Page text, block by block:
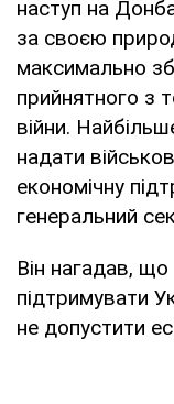
наступ на
за своєю
максимально
прийнятного з
війни.
надати
економічну
генеральний
Він нагадав,
підтримувати
не допустити